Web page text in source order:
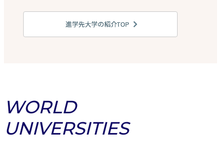
進学先大学の紹介TOP
WORLD
UNIVERSITIES